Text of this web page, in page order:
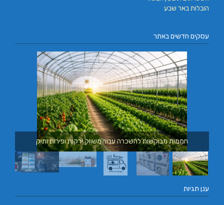
הובלות באר שבע
עסקים חדשים באתר
חממות מבוקשות להשכרה עבור משווק ירקות ופירות ותיק
ענן תגיות